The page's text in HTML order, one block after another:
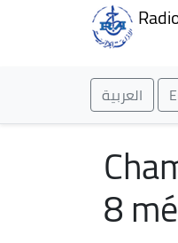
العربية
8